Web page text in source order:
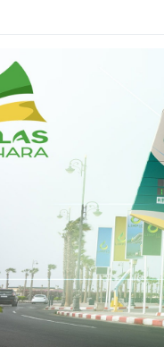
من داخل المنازل وتصريف